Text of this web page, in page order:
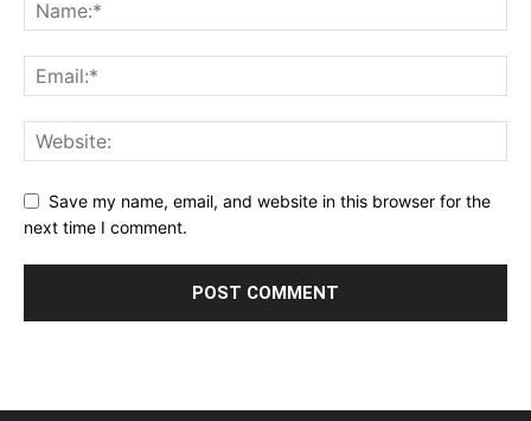
Save my name, email, and website in this browser for the
next time I comment.